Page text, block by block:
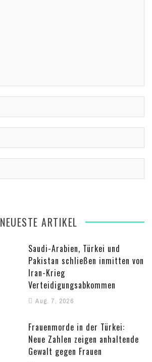
NEUESTE ARTIKEL
Saudi-Arabien, Türkei und
Pakistan schließen inmitten von
Iran-Krieg
Verteidigungsabkommen
Aug. 7, 2026
Frauenmorde in der Türkei:
Neue Zahlen zeigen anhaltende
Gewalt gegen Frauen